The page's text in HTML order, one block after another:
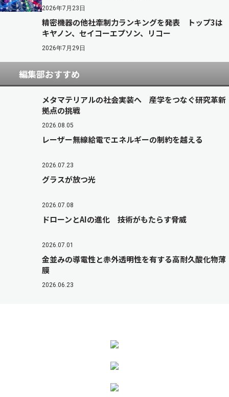
2026年7月23日
精密機器の他社牽制力ランキングを発表 トップ3は
キヤノン、セイコーエプソン、リコー
2026年7月29日
編集部おすすめ
メタマテリアルの社会実装へ 産学をつなぐ研究革新
拠点の挑戦
2026.08.05
レーザー無線給電でエネルギーの制約を越える
2026.07.23
グラスが放つ光
2026.07.08
ドローンとAIの進化 技術がもたらす脅威
2026.07.01
金並みの導電性と赤外透明性を有する高耐久酸化物薄
膜
2026.06.23